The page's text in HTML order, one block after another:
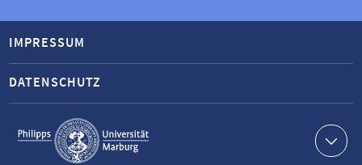
Service-
Navigation
IMPRESSUM
DATENSCHUTZ